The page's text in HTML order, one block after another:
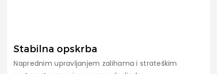
Stabilna opskrba
Naprednim upravljanjem zalihama i strateškim